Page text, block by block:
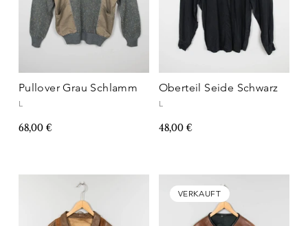
Pullover Grau Schlamm
L
68,00 €
Oberteil Seide Schwarz
L
48,00 €
VERKAUFT